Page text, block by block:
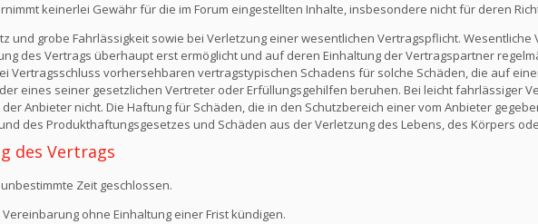
keinerlei Gewähr für die im Forum eingestellten Inhalte, insbesondere nicht für deren
und grobe Fahrlässigkeit sowie bei Verletzung einer wesentlichen Vertragspflicht.
des Vertrags überhaupt erst ermöglicht und auf deren Einhaltung der Vertragspartner
Vertragsschluss vorhersehbaren vertragstypischen Schadens für solche Schäden, die auf
eines seiner gesetzlichen Vertreter oder Erfüllungsgehilfen beruhen. Bei leicht fahrlässiger
Anbieter nicht. Die Haftung für Schäden, die in den Schutzbereich einer vom Anbieter
des Produkthaftungsgesetzes und Schäden aus der Verletzung des Lebens, des Körpers
des Vertrags
Zeit geschlossen.
ohne Einhaltung einer Frist kündigen.